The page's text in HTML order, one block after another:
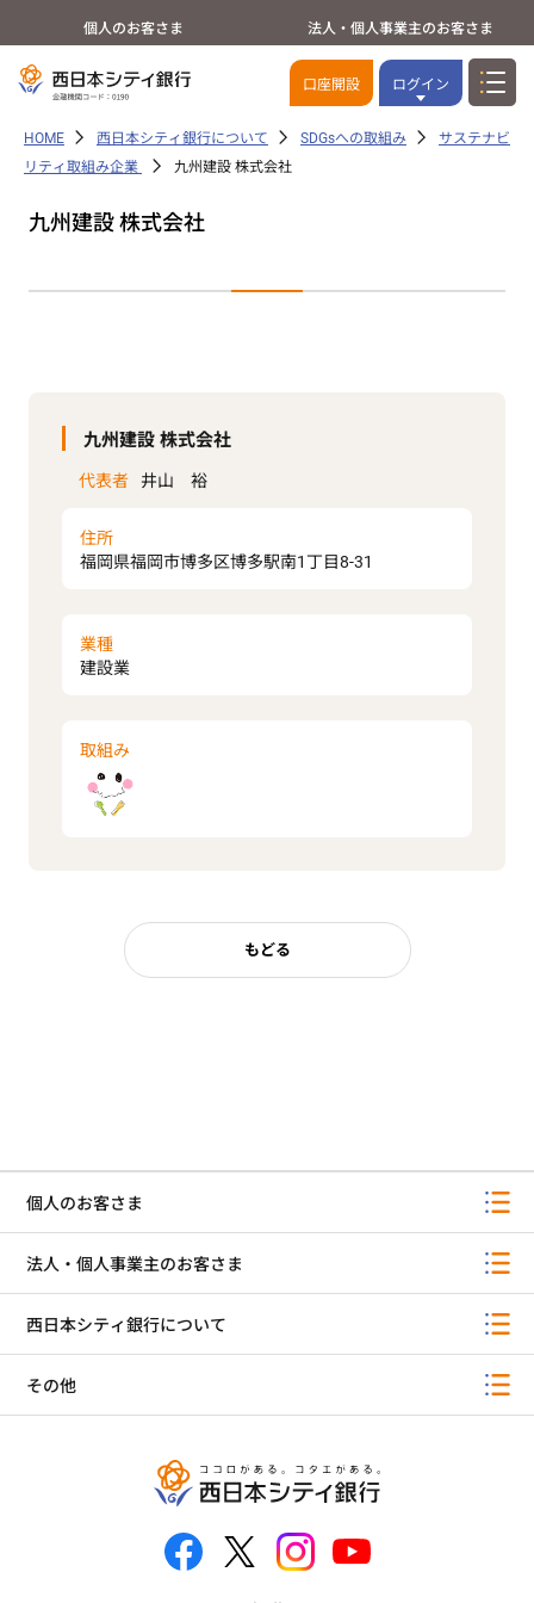
個人のお客さま 法人・個人事業主のお客さま
口座開設 ログイン
HOME 西日本シティ銀行について SDGsへの取組み
サステナビ
リティ取組み企業
九州建設 株式会社
九州建設 株式会社
九州建設 株式会社
代表者 井山 裕
住所
福岡県福岡市博多区博多駅南1丁目8-31
業種
建設業
取組み
もどる
個人のお客さま
法人・個人事業主のお客さま
西日本シティ銀行について
その他